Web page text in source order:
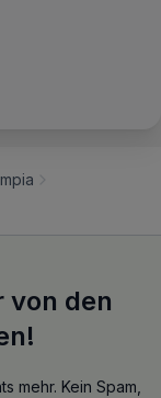
von den
mehr. Kein Spam,